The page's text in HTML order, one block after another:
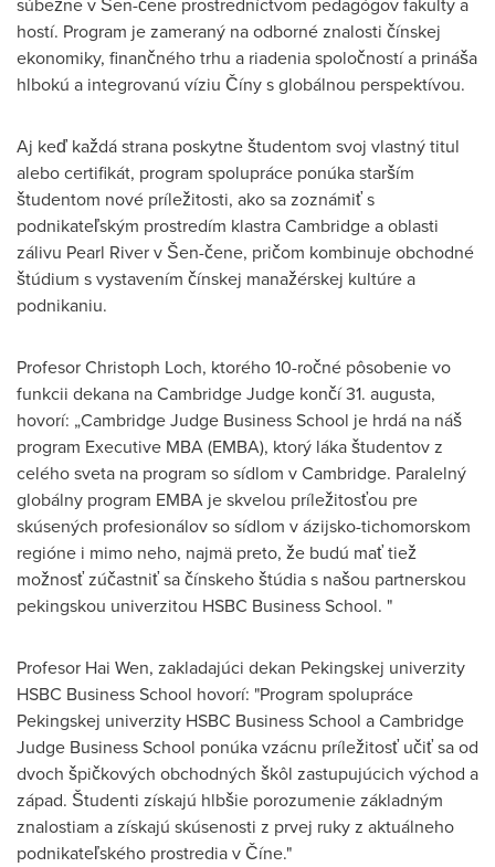
hostí. Program je zameraný na odborné znalosti čínskej
ekonomiky, finančného trhu a riadenia spoločností a prináša
hlbokú a integrovanú víziu Číny s globálnou perspektívou.
Aj keď každá strana poskytne študentom svoj vlastný titul
alebo certifikát, program spolupráce ponúka starším
študentom nové príležitosti, ako sa zoznámiť s
podnikateľským prostredím klastraCambridgea oblasti
zálivu Pearl River v Šen-čene, pričom kombinuje obchodné
štúdium s vystavením čínskej manažérskej kultúre a
podnikaniu.
Profesor Christoph Loch, ktorého 10-ročné pôsobenie vo
funkcii dekana naCambridgeJudge končí 31. augusta,
hovorí: „Cambridge Judge Business School je hrdá na náš
program Executive MBA (EMBA), ktorý láka študentov z
celého sveta na program so sídlom vCambridge. Paralelný
globálny program EMBA je skvelou príležitosťou pre
skúsených profesionálov so sídlom v ázijsko-tichomorskom
regióne i mimo neho, najmä preto, že budú mať tiež
možnosť zúčastniť sa čínskeho štúdia s našou partnerskou
pekingskou univerzitou HSBC Business School. "
Profesor Hai Wen, zakladajúci dekan Pekingskej univerzity
HSBC Business School hovorí: "Program spolupráce
Pekingskej univerzity HSBC Business School aCambridge
Judge Business School ponúka vzácnu príležitosť učiť sa od
dvoch špičkových obchodných škôl zastupujúcich východ a
západ. Študenti získajú hlbšie porozumenie základným
znalostiam a získajú skúsenosti z prvej ruky z aktuálneho
podnikateľského prostredia v Číne."